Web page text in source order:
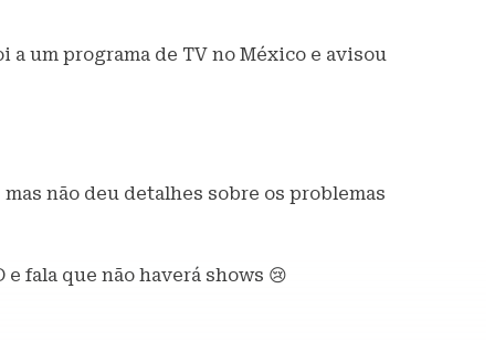
a um programa de TV no México e avisou
não deu detalhes sobre os problemas
fala que não haverá shows 😢